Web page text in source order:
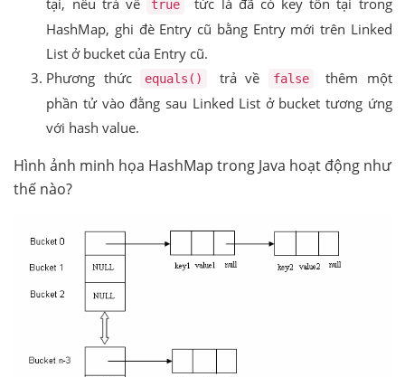
tại, nếu trả về true
tức là đã có key tồn tại trong
HashMap, ghi đè Entry cũ bằng Entry mới trên Linked
List ở bucket của Entry cũ.
Phương thức
equals() trả về false
thêm một
phần tử vào đằng sau Linked List ở bucket tương ứng
với hash value.
Hình ảnh minh họa HashMap trong Java hoạt động như
thế nào?